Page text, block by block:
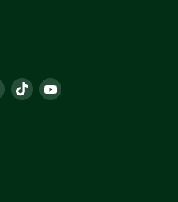
Find Find Find